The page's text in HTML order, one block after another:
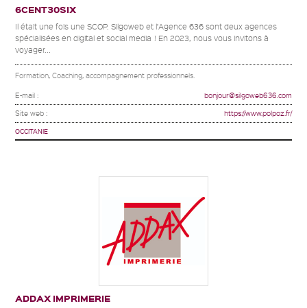
6CENT30SIX
Il était une fois une SCOP. Silgoweb et l’Agence 636 sont deux agences
spécialisées en digital et social media ! En 2023, nous vous invitons à
voyager...
Formation, Coaching, accompagnement professionnels.
E-mail : bonjour@silgoweb636.com
Site web : https://www.polpoz.fr/
OCCITANIE
ADDAX IMPRIMERIE